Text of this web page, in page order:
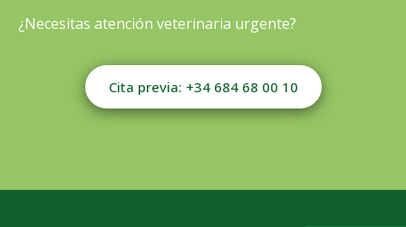
¿Necesitas atención veterinaria urgente?
Cita previa: +34 684 68 00 10